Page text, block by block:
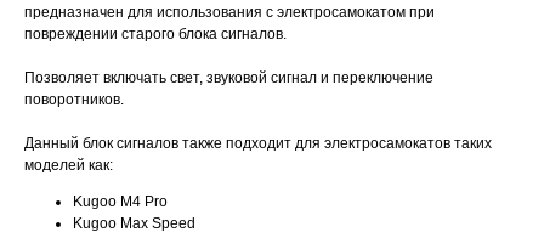
предназначен для использования с электросамокатом при
повреждении старого блока сигналов.
Позволяет включать свет, звуковой сигнал и переключение
поворотников.
Данный блок сигналов также подходит для электросамокатов таких
моделей как:
Kugoo M4 Pro
Kugoo Max Speed